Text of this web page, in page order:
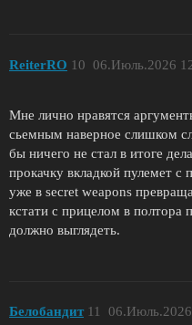
ReiterRO 06.Июль.2026
10
Мне лично нравятся
сьемным наверное слишком
бы ничего не стал в итоге
прокачку вкладкой пулемет
уже в secret weapons
кстати с прицелом в полтора
должно выглядеть.
Белобандит 11